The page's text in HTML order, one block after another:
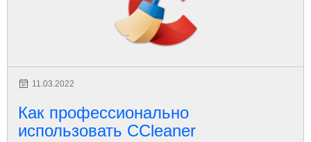
11.03.2022
Как профессионально
использовать CCleaner